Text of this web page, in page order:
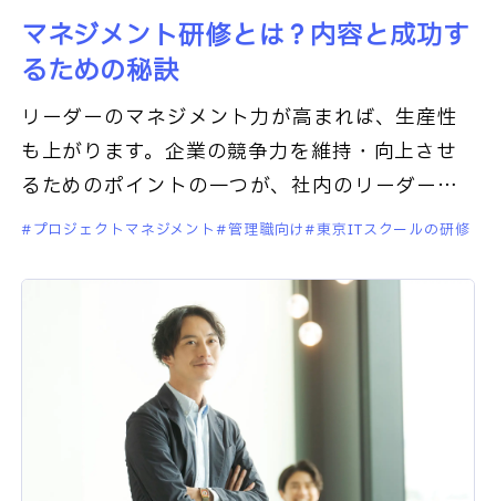
マネジメント研修とは？内容と成功す
るための秘訣
リーダーのマネジメント力が高まれば、生産性
も上がります。企業の競争力を維持・向上させ
るためのポイントの一つが、社内のリーダーの
マネジメント力と言ってよいでしょう。そして
プロジェクトマネジメント 管理職向け 東京ITスクールの研修